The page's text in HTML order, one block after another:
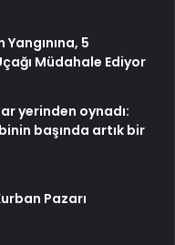
5
Müdahale Ediyor
yerinden oynadı:
başında artık bir
Pazarı